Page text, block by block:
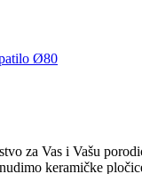
Ø80
za Vas i Vašu
keramičke